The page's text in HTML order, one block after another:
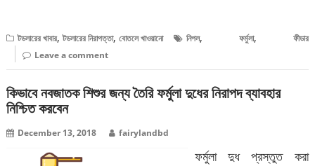
টডলারের খাবার,টডলারের নিরাপত্তা,বোতলে খাওয়ানো নিপল, ফর্মুলা,
ফীডার
Leave a comment
কিভাবে নবজাতক শিশুর জন্য তৈরি ফর্মুলা দুধের নিরাপদ ব্যাবহার
নিশ্চিত করবেন
December 13, 2018 fairylandbd
ফর্মুলা দুধ প্রস্তুত করা